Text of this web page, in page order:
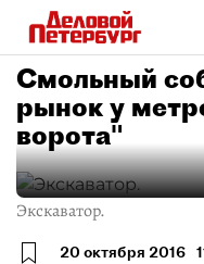
Смольный
рынок у
ворота"
Экскаватор.
20 октября 2016